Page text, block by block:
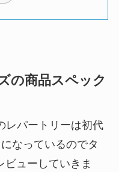
の商品スペック
レパートリーは初代
なっているのでタ
ビューしていきま